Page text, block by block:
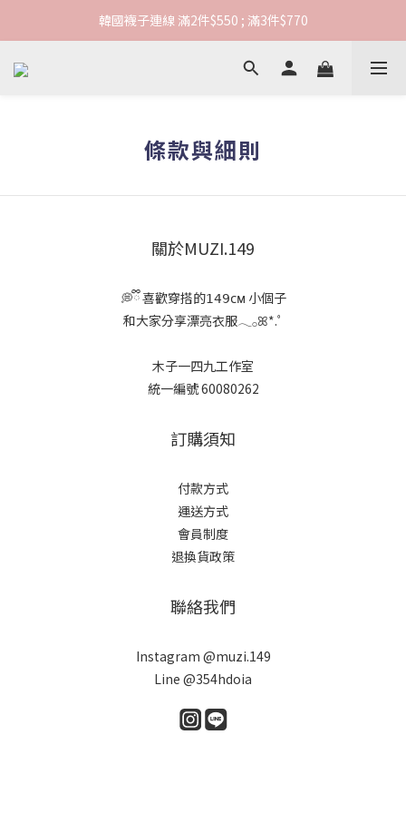
韓國襪子連線 滿2件$550 ; 滿3件$770
韓國襪子連線 滿2件$550 ; 滿3件$770
連線期間滿1000元享超商免運
條款與細則
關於MUZI.149
💭ྀི 喜歡穿搭的𝟣𝟦𝟫ᴄᴍ 小個子
和大家分享漂亮衣服𓂃𓂂ꕤ*.ﾟ
木子一四九工作室
統一編號 60080262
訂購須知
付款方式
運送方式
會員制度
退換貨政策
聯絡我們
Instagram @muzi.149
Line @354hdoia